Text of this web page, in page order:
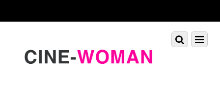
down
Menu
Scroll
down